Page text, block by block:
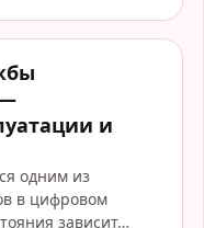
и
одним из
в цифровом
зависит…